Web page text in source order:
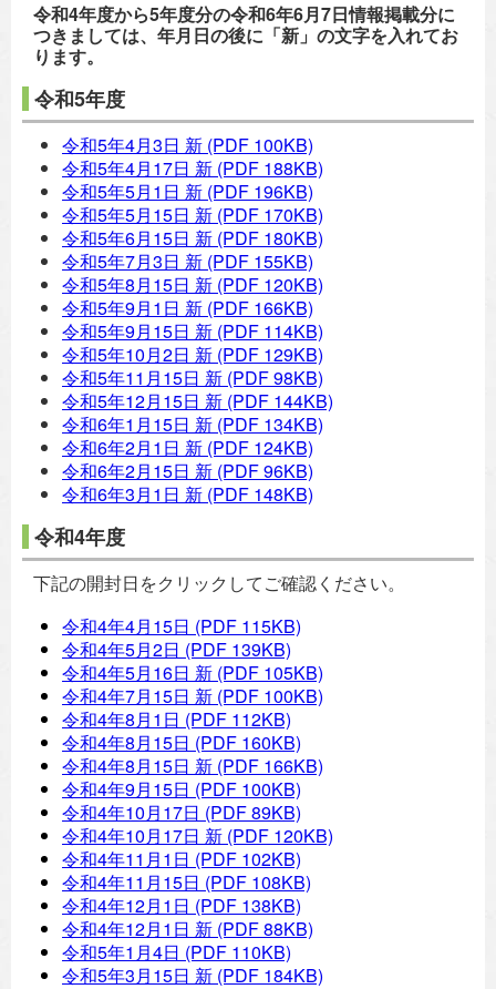
令和4年度から5年度分の令和6年6月7日情報掲載分に
つきましては、年月日の後に「新」の文字を入れてお
ります。
令和5年度
令和5年4月3日 新 (PDF 100KB)
令和5年4月17日 新 (PDF 188KB)
令和5年5月1日 新 (PDF 196KB)
令和5年5月15日 新 (PDF 170KB)
令和5年6月15日 新 (PDF 180KB)
令和5年7月3日 新 (PDF 155KB)
令和5年8月15日 新 (PDF 120KB)
令和5年9月1日 新 (PDF 166KB)
令和5年9月15日 新 (PDF 114KB)
令和5年10月2日 新 (PDF 129KB)
令和5年11月15日 新 (PDF 98KB)
令和5年12月15日 新 (PDF 144KB)
令和6年1月15日 新 (PDF 134KB)
令和6年2月1日 新 (PDF 124KB)
令和6年2月15日 新 (PDF 96KB)
令和6年3月1日 新 (PDF 148KB)
令和4年度
下記の開封日をクリックしてご確認ください。
令和4年4月15日 (PDF 115KB)
令和4年5月2日 (PDF 139KB)
令和4年5月16日 新 (PDF 105KB)
令和4年7月15日 新 (PDF 100KB)
令和4年8月1日 (PDF 112KB)
令和4年8月15日 (PDF 160KB)
令和4年8月15日 新 (PDF 166KB)
令和4年9月15日 (PDF 100KB)
令和4年10月17日 (PDF 89KB)
令和4年10月17日 新 (PDF 120KB)
令和4年11月1日 (PDF 102KB)
令和4年11月15日 (PDF 108KB)
令和4年12月1日 (PDF 138KB)
令和4年12月1日 新 (PDF 88KB)
令和5年1月4日 (PDF 110KB)
令和5年3月15日 新 (PDF 184KB)